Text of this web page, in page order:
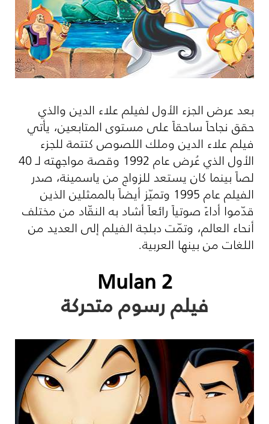
بعد عرض الجزء الأول لفيلم علاء الدين والذي
حقق نجاحاً ساحقاً على مستوى المتابعين، يأتي
فيلم علاء الدين وملك اللصوص كتتمة للجزء
الأول الذي عُرض عام 1992 وقصة مواجهته لـ 40
لصاً بينما كان يستعد للزواج من ياسمينة، صدر
الفيلم عام 1995 وتميّز أيضاً بالممثلين الذين
قدّموا أداءً صوتياً رائعاً أشاد به النقّاد من مختلف
أنحاء العالم، وتمّت دبلجة الفيلم إلى العديد من
اللغات من بينها العربية.
Mulan 2
فيلم رسوم متحركة